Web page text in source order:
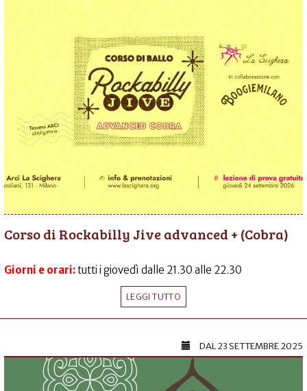
Corso di Rockabilly Jive advanced + (Cobra)
Giorni e orari:tutti i giovedì dalle 21.30 alle 22.30
LEGGI TUTTO
DAL23 SETTEMBRE 2025